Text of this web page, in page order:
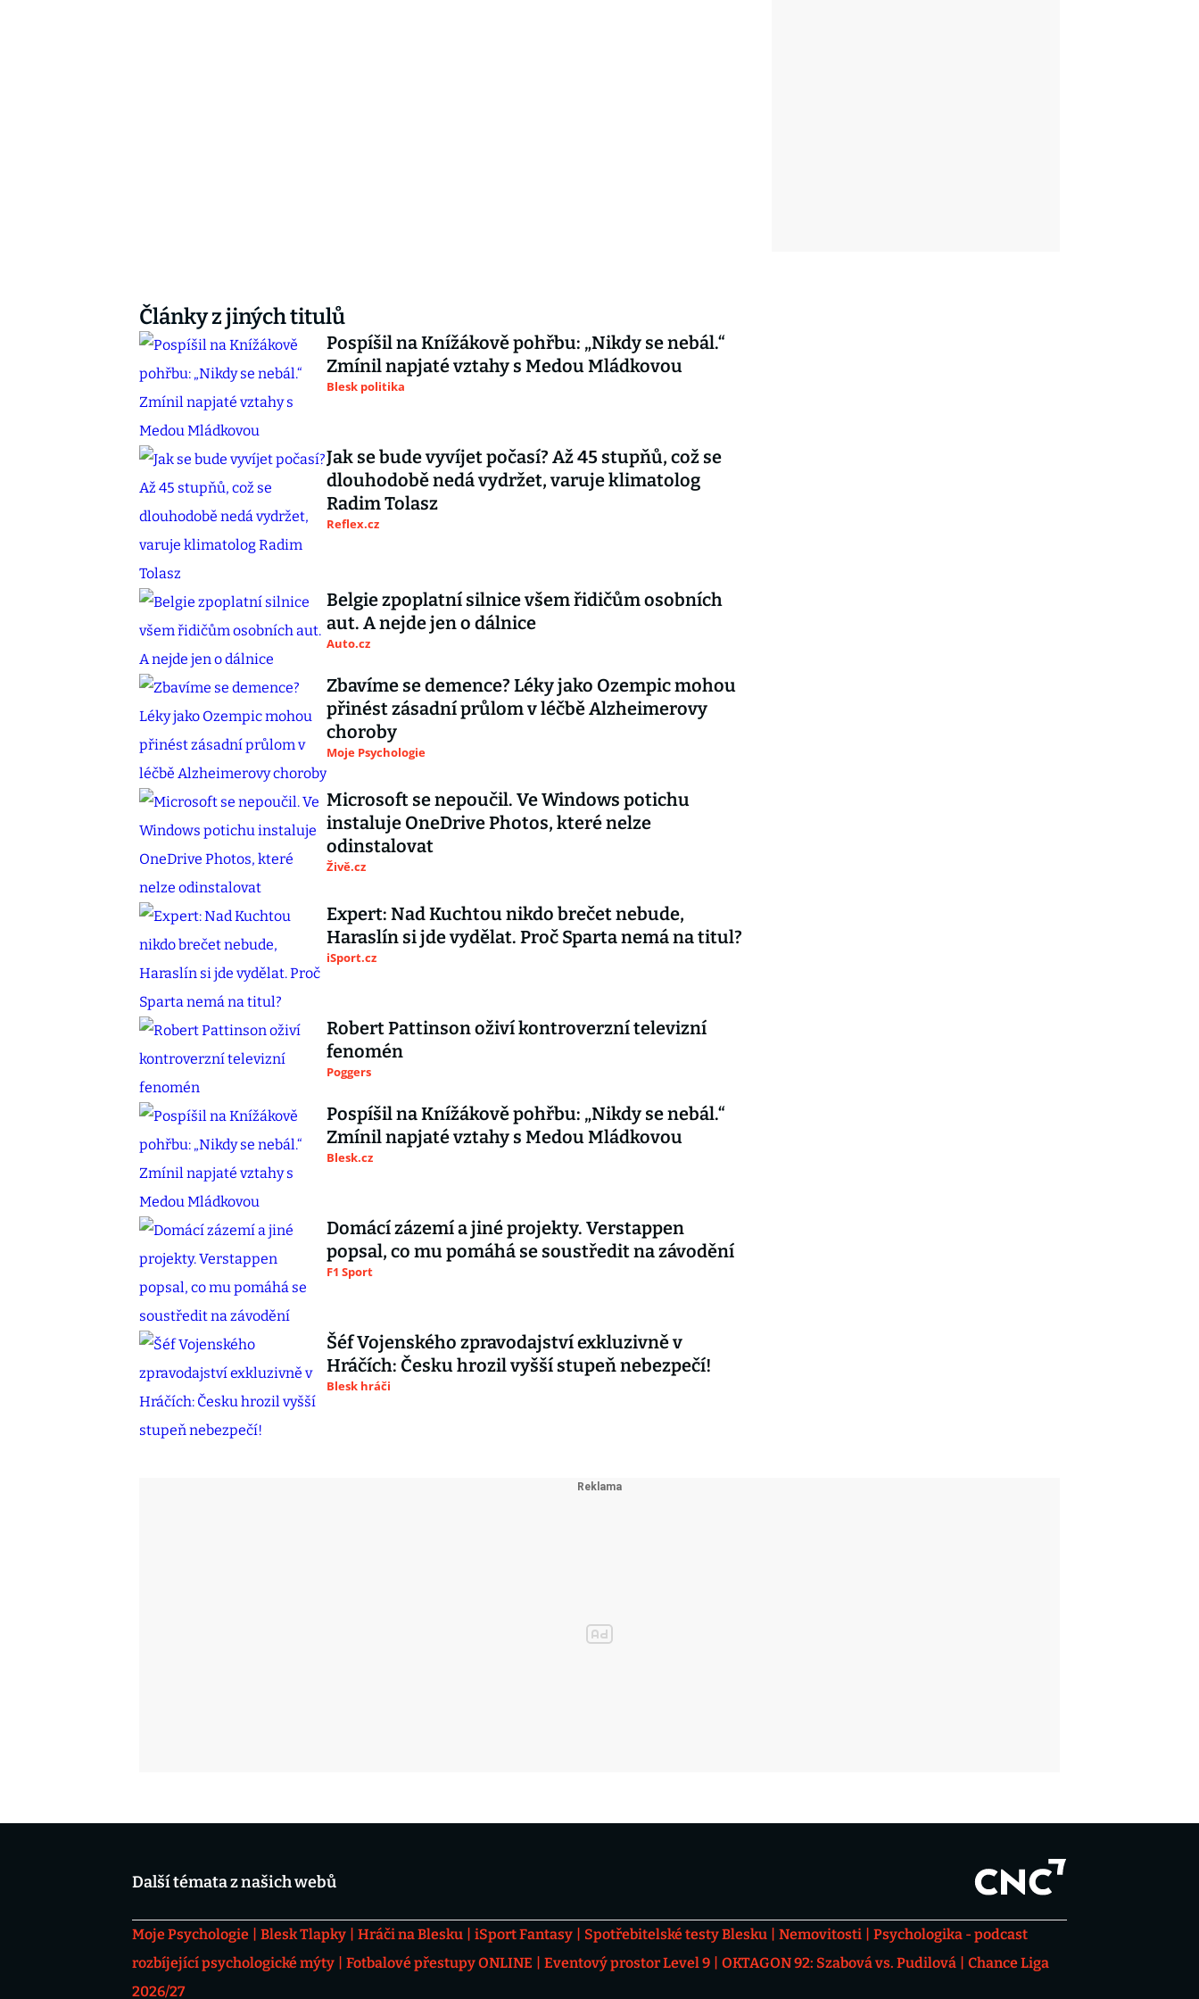
Články z jiných titulů
Pospíšil na Knížákově pohřbu: „Nikdy se nebál.“
Zmínil napjaté vztahy s Medou Mládkovou
Blesk politika
Jak se bude vyvíjet počasí? Až 45 stupňů, což se
dlouhodobě nedá vydržet, varuje klimatolog
Radim Tolasz
Reflex.cz
Belgie zpoplatní silnice všem řidičům osobních
aut. A nejde jen o dálnice
Auto.cz
Zbavíme se demence? Léky jako Ozempic mohou
přinést zásadní průlom v léčbě Alzheimerovy
choroby
Moje Psychologie
Microsoft se nepoučil. Ve Windows potichu
instaluje OneDrive Photos, které nelze
odinstalovat
Živě.cz
Expert: Nad Kuchtou nikdo brečet nebude,
Haraslín si jde vydělat. Proč Sparta nemá na titul?
iSport.cz
Robert Pattinson oživí kontroverzní televizní
fenomén
Poggers
Pospíšil na Knížákově pohřbu: „Nikdy se nebál.“
Zmínil napjaté vztahy s Medou Mládkovou
Blesk.cz
Domácí zázemí a jiné projekty. Verstappen
popsal, co mu pomáhá se soustředit na závodění
F1 Sport
Šéf Vojenského zpravodajství exkluzivně v
Hráčích: Česku hrozil vyšší stupeň nebezpečí!
Blesk hráči
Další témata z našich webů
Moje Psychologie Blesk Tlapky Hráči na Blesku iSport Fantasy Spotřebitelské testy Blesku Nemovitosti
Psychologika - podcast
rozbíjející psychologické mýty
Fotbalové přestupy ONLINE Eventový prostor Level 9 OKTAGON 92: Szabová vs. Pudilová
Chance Liga
2026/27